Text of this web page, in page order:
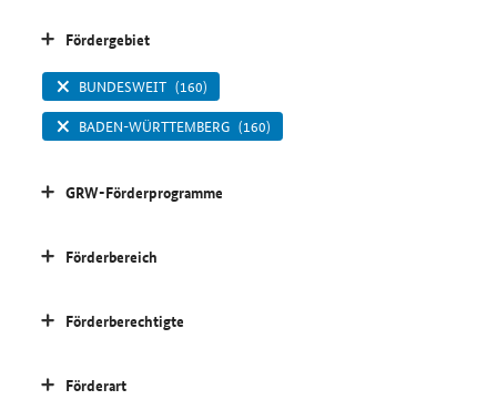
Fördergebiet
BUNDESWEIT (160)
BADEN-WÜRTTEMBERG (160)
GRW-Förderprogramme
Förderbereich
Förderberechtigte
Förderart